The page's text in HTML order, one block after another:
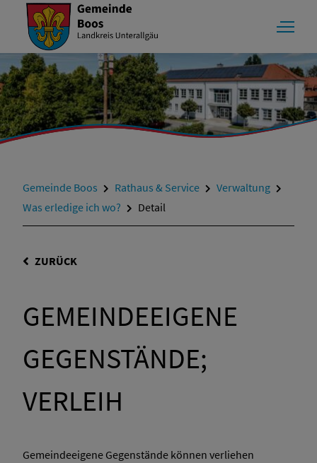
Gemeinde Boos Rathaus & Service
Verwaltung
Was erledige ich wo?
Detail
ZURÜCK
GEMEINDEEIGENE
GEGENSTÄNDE;
VERLEIH
Gemeindeeigene Gegenstände können verliehen